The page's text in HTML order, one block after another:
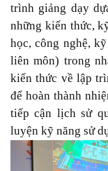
trình giảng dạy
những kiến thức,
học, công nghệ,
liên môn) trong
kiến thức về lập
để hoàn thành
tiếp cận lịch sử
luyện kỹ năng sử